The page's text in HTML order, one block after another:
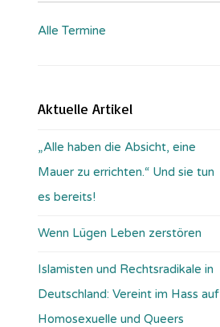
Alle Termine
Aktuelle Artikel
„Alle haben die Absicht, eine
Mauer zu errichten.“ Und sie tun
es bereits!
Wenn Lügen Leben zerstören
Islamisten und Rechtsradikale in
Deutschland: Vereint im Hass auf
Homosexuelle und Queers